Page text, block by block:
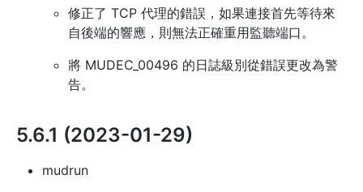
修正了 TCP 代理的錯誤，如果連接首先等待來
自後端的響應，則無法正確重用監聽端口。
將 MUDEC_00496 的日誌級別從錯誤更改為警
告。
5.6.1 (2023-01-29)
mudrun